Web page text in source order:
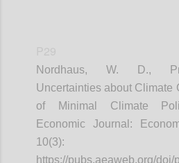
Nordhaus, W. D.,
Uncertainties about Climate
of Minimal Climate
Economic Journal:
10(3):
https://pubs.aeaweb.org/doi/